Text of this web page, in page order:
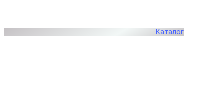
Каталог